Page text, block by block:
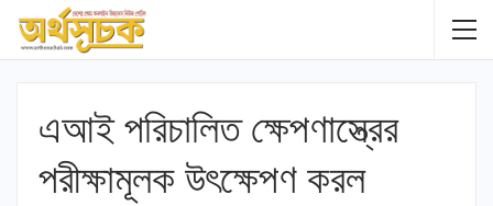
এআই পরিচালিত ক্ষেপণাস্ত্রের
পরীক্ষামূলক উৎক্ষেপণ করল